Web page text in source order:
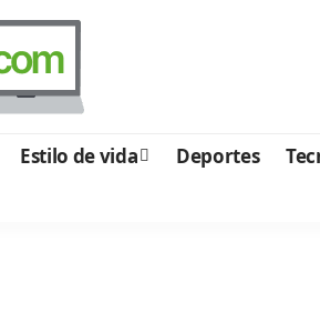
Estilo de vida Deportes